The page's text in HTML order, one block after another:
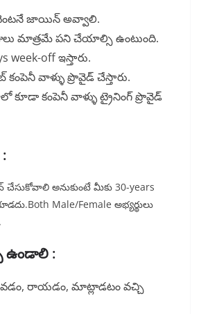
జాయిన్ అవ్వాలి.
మాత్రమే పని చేయాల్సి ఉంటుంది.
week-off ఇస్తారు.
కంపెనీ వాళ్ళు ప్రొవైడ్ చేస్తారు.
కూడా కంపెనీ వాళ్ళు ట్రైనింగ్ ప్రొవైడ్
అనుకుంటే మీకు 30-years
Male/Female అభ్యర్థులు
ఉండాలి :
రాయడం, మాట్లాడటం వచ్చి